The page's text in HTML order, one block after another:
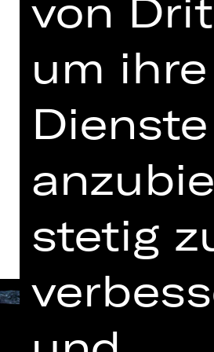
mit einer Pause
Vorstellung
18.30 Uhr Einführung
Schauspielhaus
Abo H2
Termine und
um ihre
Dienste
stetig